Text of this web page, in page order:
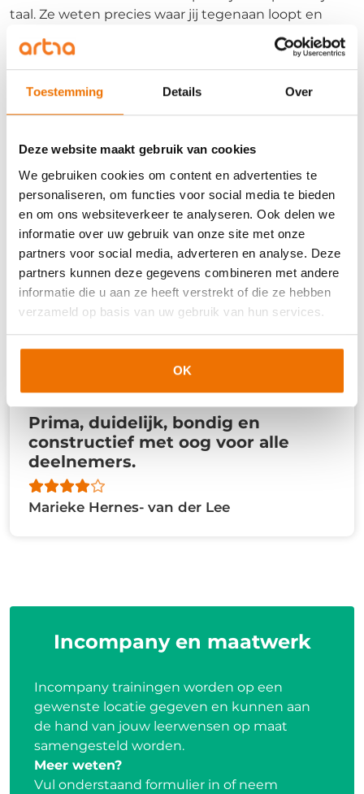
Toestemming Details Over
Deze website maakt gebruik van cookies
We gebruiken cookies om content en advertenties te
personaliseren, om functies voor social media te bieden
en om ons websiteverkeer te analyseren. Ook delen we
informatie over uw gebruik van onze site met onze
partners voor social media, adverteren en analyse. Deze
partners kunnen deze gegevens combineren met andere
informatie die u aan ze heeft verstrekt of die ze hebben
verzameld op basis van uw gebruik van hun services.
OK
taal. Ze weten precies waar jij tegenaan loopt en
helpen je om de vertaalslag te maken van cao-regels
naar jouw dagelijkse praktijk.
PE-punten
permanente educatie 6 PE-
punten toegekend aan de
training “Wijzigingen uitzend-cao
2026”.
Duur en studiebelasting
Deze training duurt 1 dag (2 dagdelen van 3 uur).
Voor deze training is geen voorbereiding nodig.
Prima, duidelijk, bondig en
constructief met oog voor alle
deelnemers.
Marieke Hernes- van der Lee
Incompany en maatwerk
Incompany trainingen worden op een
gewenste locatie gegeven en kunnen aan
de hand van jouw leerwensen op maat
samengesteld worden.
Meer weten?
Vul onderstaand formulier in of neem